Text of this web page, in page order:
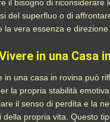
il bisogno di riconsiderare
del superfluo o di
la vera essenza e direzione
in una Casa
in una casa in rovina può
la propria stabilità emotiva
il senso di perdita e la
della propria vita. Questo